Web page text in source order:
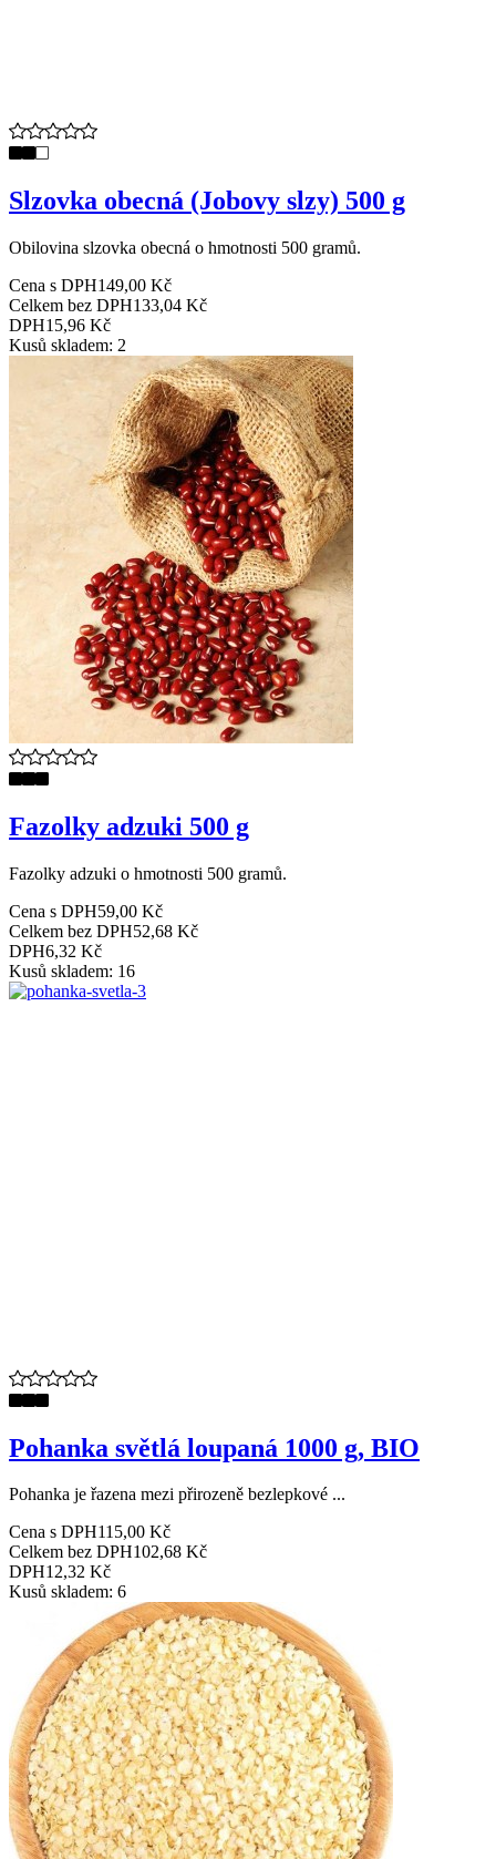
Slzovka obecná (Jobovy slzy) 500 g
Obilovina slzovka obecná o hmotnosti 500 gramů.
Cena s DPH149,00 Kč
Celkem bez DPH133,04 Kč
DPH15,96 Kč
Kusů skladem: 2
Fazolky adzuki 500 g
Fazolky adzuki o hmotnosti 500 gramů.
Cena s DPH59,00 Kč
Celkem bez DPH52,68 Kč
DPH6,32 Kč
Kusů skladem: 16
Pohanka světlá loupaná 1000 g, BIO
Pohanka je řazena mezi přirozeně bezlepkové ...
Cena s DPH115,00 Kč
Celkem bez DPH102,68 Kč
DPH12,32 Kč
Kusů skladem: 6